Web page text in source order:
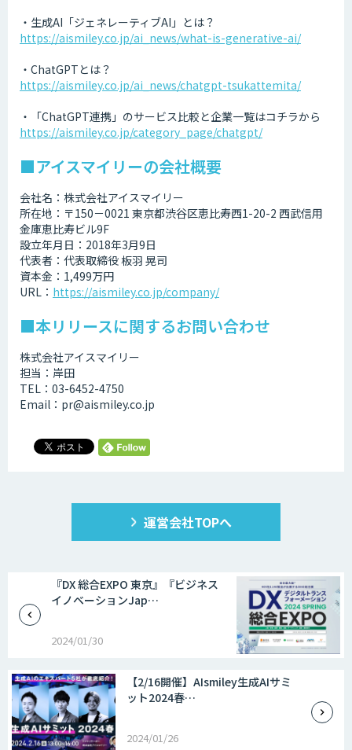
・生成AI「ジェネレーティブAI」とは？
https://aismiley.co.jp/ai_news/what-is-generative-ai/
・ChatGPTとは？
https://aismiley.co.jp/ai_news/chatgpt-tsukattemita/
・「ChatGPT連携」のサービス比較と企業一覧はコチラから
https://aismiley.co.jp/category_page/chatgpt/
■アイスマイリーの会社概要
会社名：株式会社アイスマイリー
所在地：〒150－0021 東京都渋谷区恵比寿西1-20-2 西武信用
金庫恵比寿ビル9F
設立年月日：2018年3月9日
代表者：代表取締役 板羽 晃司
資本金：1,499万円
URL： https://aismiley.co.jp/company/
■本リリースに関するお問い合わせ
株式会社アイスマイリー
担当：岸田
TEL：03-6452-4750
Email：pr@aismiley.co.jp
運営会社TOPへ
『DX 総合EXPO 東京』『ビジネス
イノベーションJap…
2024/01/30
【2/16開催】AIsmiley生成AIサミ
ット2024春…
2024/01/26